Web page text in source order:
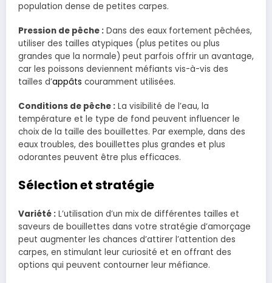
population dense de petites carpes.
Pression de pêche : Dans des eaux fortement pêchées,
utiliser des tailles atypiques (plus petites ou plus
grandes que la normale) peut parfois offrir un avantage,
car les poissons deviennent méfiants vis-à-vis des
tailles d’appâts couramment utilisées.
Conditions de pêche : La visibilité de l’eau, la
température et le type de fond peuvent influencer le
choix de la taille des bouillettes. Par exemple, dans des
eaux troubles, des bouillettes plus grandes et plus
odorantes peuvent être plus efficaces.
Sélection et stratégie
Variété : L’utilisation d’un mix de différentes tailles et
saveurs de bouillettes dans votre stratégie d’amorçage
peut augmenter les chances d’attirer l’attention des
carpes, en stimulant leur curiosité et en offrant des
options qui peuvent contourner leur méfiance.